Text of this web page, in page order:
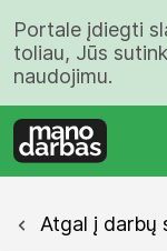
Portale įdiegti
toliau, Jūs
naudojimu.
Atgal į darbų